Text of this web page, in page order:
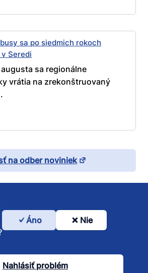
sa po siedmich rokoch
Seredi
sa regionálne
vrátia na zrekonštruovaný
na odber noviniek
Bol
článok
Áno Nie
Nahlásiť problém